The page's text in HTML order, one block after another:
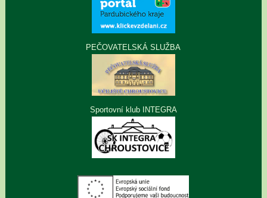
PEČOVATELSKÁ SLUŽBA
Sportovní klub INTEGRA